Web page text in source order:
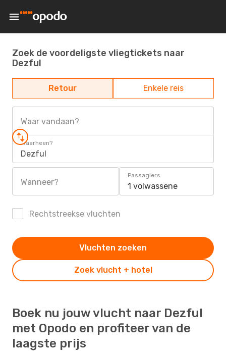
Zoek de voordeligste vliegtickets naar
Dezful
Retour Enkele reis
Waar vandaan?
Waarheen?
Dezful
Wanneer?
Passagiers
1 volwassene
Rechtstreekse vluchten
Zoek vlucht + hotel
Vluchten zoeken
Boek nu jouw vlucht naar Dezful
met Opodo en profiteer van de
laagste prijs